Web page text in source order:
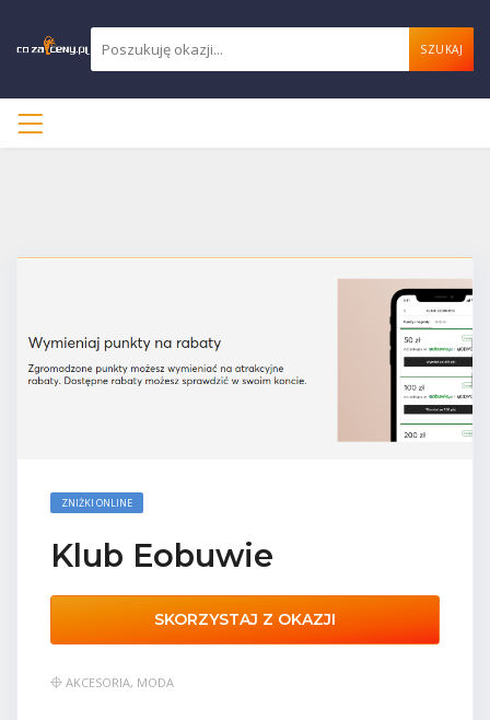
SZUKAJ
ZNIŻKI ONLINE
Klub Eobuwie
SKORZYSTAJ Z OKAZJI
AKCESORIA, MODA